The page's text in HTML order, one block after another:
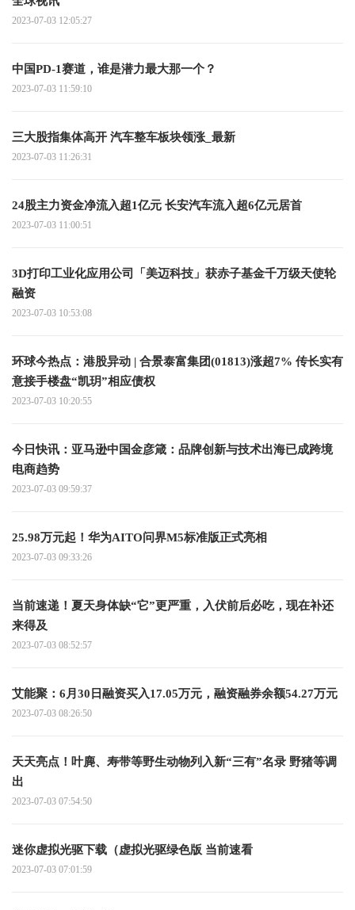
2023-07-03 12:05:27
中国PD-1赛道，谁是潜力最大那一个？
2023-07-03 11:59:10
三大股指集体高开 汽车整车板块领涨_最新
2023-07-03 11:26:31
24股主力资金净流入超1亿元 长安汽车流入超6亿元居首
2023-07-03 11:00:51
3D打印工业化应用公司「美迈科技」获赤子基金千万级天使轮
融资
2023-07-03 10:53:08
环球今热点：港股异动 | 合景泰富集团(01813)涨超7% 传长实有
意接手楼盘“凯玥”相应债权
2023-07-03 10:20:55
今日快讯：亚马逊中国金彦箴：品牌创新与技术出海已成跨境
电商趋势
2023-07-03 09:59:37
25.98万元起！华为AITO问界M5标准版正式亮相
2023-07-03 09:33:26
当前速递！夏天身体缺“它”更严重，入伏前后必吃，现在补还
来得及
2023-07-03 08:52:57
艾能聚：6月30日融资买入17.05万元，融资融券余额54.27万元
2023-07-03 08:26:50
天天亮点！叶麂、寿带等野生动物列入新“三有”名录 野猪等调
出
2023-07-03 07:54:50
迷你虚拟光驱下载（虚拟光驱绿色版 当前速看
2023-07-03 07:01:59